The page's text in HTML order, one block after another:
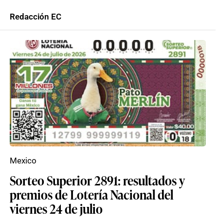
Redacción EC
Sorteo Superior 2891: resultados y
premios de Lotería Nacional del
viernes 24 de julio
Mexico